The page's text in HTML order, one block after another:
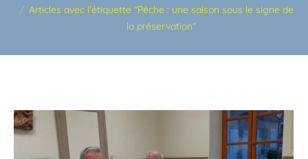
Articles avec l’étiquette "Pêche : une saison sous le signe de
la préservation"